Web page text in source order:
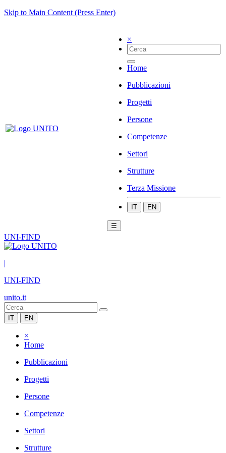
Skip to Main Content (Press Enter)
×
Home
Pubblicazioni
Progetti
Persone
Competenze
Settori
Strutture
Terza Missione
IT EN
☰
UNI-FIND
|
UNI-FIND
unito.it
IT EN
×
Home
Pubblicazioni
Progetti
Persone
Competenze
Settori
Strutture